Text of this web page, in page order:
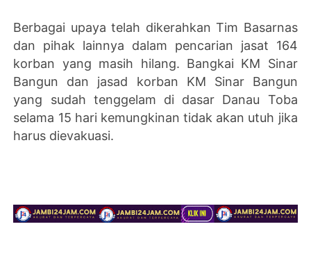
Berbagai upaya telah dikerahkan Tim Basarnas
dan pihak lainnya dalam pencarian jasat 164
korban yang masih hilang. Bangkai KM Sinar
Bangun dan jasad korban KM Sinar Bangun
yang sudah tenggelam di dasar Danau Toba
selama 15 hari kemungkinan tidak akan utuh jika
harus dievakuasi.